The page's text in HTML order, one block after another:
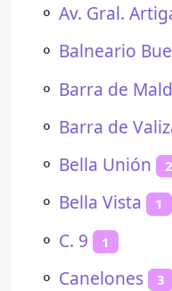
⚬ Av. Gral.
⚬ Balneario
⚬ Barra de
⚬ Barra de
⚬ Bella Unión 2
⚬ Bella Vista 1
⚬ C. 9 1
⚬ Canelones 3